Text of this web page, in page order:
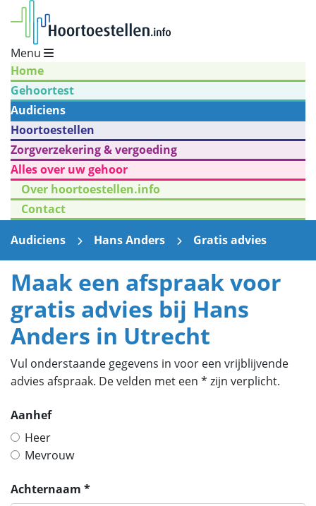
Menu
Home
Gehoortest
Audiciens
Hoortoestellen
Zorgverzekering & vergoeding
Alles over uw gehoor
Over hoortoestellen.info
Contact
Audiciens
Hans Anders Gratis advies
Maak een afspraak voor
gratis advies bij Hans
Anders in Utrecht
Vul onderstaande gegevens in voor een vrijblijvende
advies afspraak. De velden met een * zijn verplicht.
Aanhef
Heer
Mevrouw
Achternaam *